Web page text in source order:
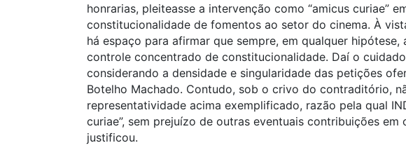
honrarias, pleiteasse a intervenção como “amicus curiae”
constitucionalidade de fomentos ao setor do cinema. À
há espaço para afirmar que sempre, em qualquer
controle concentrado de constitucionalidade. Daí o
considerando a densidade e singularidade das petições
Botelho Machado. Contudo, sob o crivo do contraditório,
representatividade acima exemplificado, razão pela qual
curiae”, sem prejuízo de outras eventuais contribuições em
justificou.